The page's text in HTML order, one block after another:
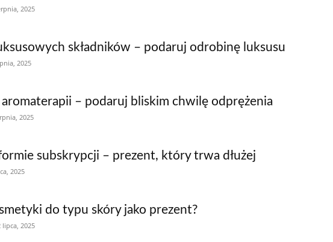
2025
składników – podaruj odrobinę luksusu
2025
– podaruj bliskim chwilę odprężenia
2025
subskrypcji – prezent, który trwa dłużej
2025
do typu skóry jako prezent?
lipca, 2025